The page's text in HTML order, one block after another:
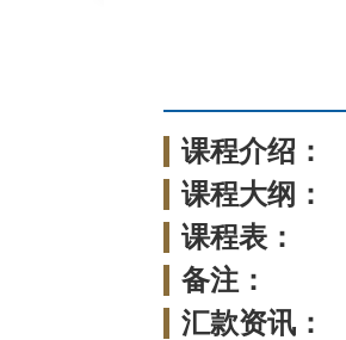
课程介绍：
课程大纲：
课程表：
备注：
汇款资讯：